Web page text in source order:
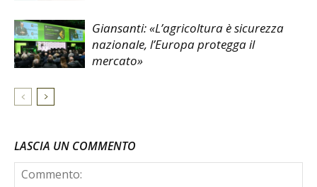
Giansanti: «L’agricoltura è sicurezza
nazionale, l’Europa protegga il
mercato»
LASCIA UN COMMENTO